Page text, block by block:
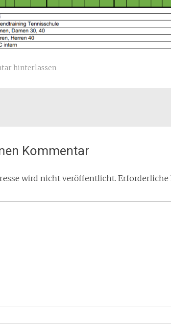
hinterlassen
Kommentar
wird nicht veröffentlicht. Erforderliche